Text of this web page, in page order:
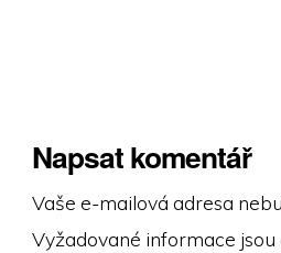
Napsat komentář
Vaše e-mailová adresa
Vyžadované informace jsou